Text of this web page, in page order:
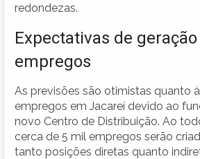
redondezas.
Expectativas de
empregos
As previsões são otimistas quanto
empregos em Jacareí devido ao
novo Centro de Distribuição. Ao
cerca de 5 mil empregos serão
tanto posições diretas quanto